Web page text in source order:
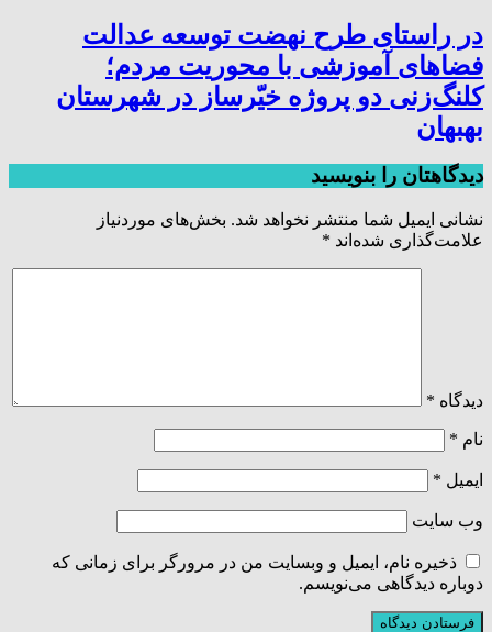
در راستای طرح نهضت توسعه عدالت
فضاهای آموزشی با محوریت مردم؛
کلنگ‌زنی دو پروژه خیّرساز در شهرستان
بهبهان
دیدگاهتان را بنویسید
نشانی ایمیل شما منتشر نخواهد شد. بخش‌های موردنیاز
علامت‌گذاری شده‌اند *
دیدگاه *
نام *
ایمیل *
وب‌ سایت
ذخیره نام، ایمیل و وبسایت من در مرورگر برای زمانی که
دوباره دیدگاهی می‌نویسم.